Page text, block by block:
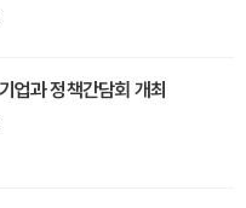
업과 정책간담회 개최